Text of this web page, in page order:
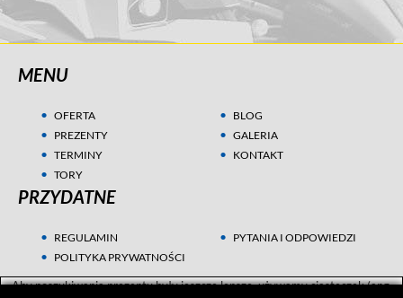
MENU
OFERTA
PREZENTY
TERMINY
TORY
BLOG
GALERIA
KONTAKT
PRZYDATNE
REGULAMIN
POLITYKA PRYWATNOŚCI
PYTANIA I ODPOWIEDZI
Aby poszukiwania prezentu były jeszcze lepsze, używamy ciasteczek (ang.